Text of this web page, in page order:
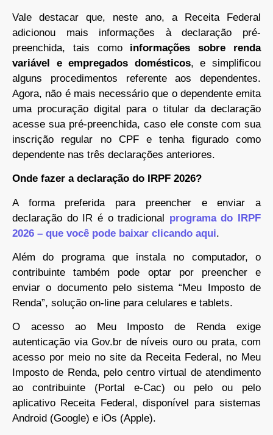
Vale destacar que, neste ano, a Receita Federal
adicionou mais informações à declaração pré-
preenchida, tais comoinformações sobre renda
variável e empregados domésticos, e simplificou
alguns procedimentos referente aos dependentes.
Agora, não é mais necessário que o dependente emita
uma procuração digital para o titular da declaração
acesse sua pré-preenchida, caso ele conste com sua
inscrição regular no CPF e tenha figurado como
dependente nas três declarações anteriores.
Onde fazer a declaração do IRPF 2026?
A forma preferida para preencher e enviar a
declaração do IR é o tradicional programa do IRPF
2026 – que você pode baixar clicando aqui.
Além do programa que instala no computador, o
contribuinte também pode optar por preencher e
enviar o documento pelo sistema “Meu Imposto de
Renda”, solução on-line para celulares e tablets.
O acesso ao Meu Imposto de Renda exige
autenticação via Gov.br de níveis ouro ou prata, com
acesso por meio no site da Receita Federal, no Meu
Imposto de Renda, pelo centro virtual de atendimento
ao contribuinte (Portal e-Cac) ou pelo ou pelo
aplicativo Receita Federal, disponível para sistemas
Android (Google) e iOs (Apple).